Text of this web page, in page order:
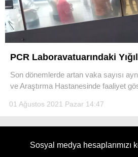
PCR Laboravatuarındaki
Son dönemlerde artan vaka sayısı
ve Araştırma Hastanesinde faaliyet
01 Ağustos 2021 Pazar 14:47
Sosyal medya hesaplarımızı